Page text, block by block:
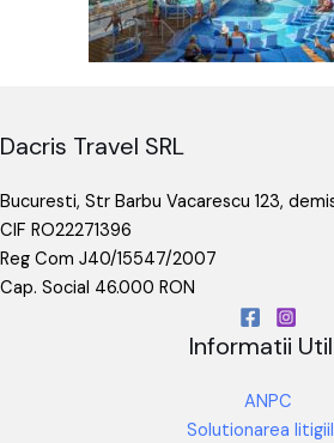
Dacris Travel SRL
Bucuresti, Str Barbu Vacarescu 123,
CIF RO22271396
Reg Com J40/15547/2007
Cap. Social 46.000 RON
Informatii
ANPC
Solutionarea